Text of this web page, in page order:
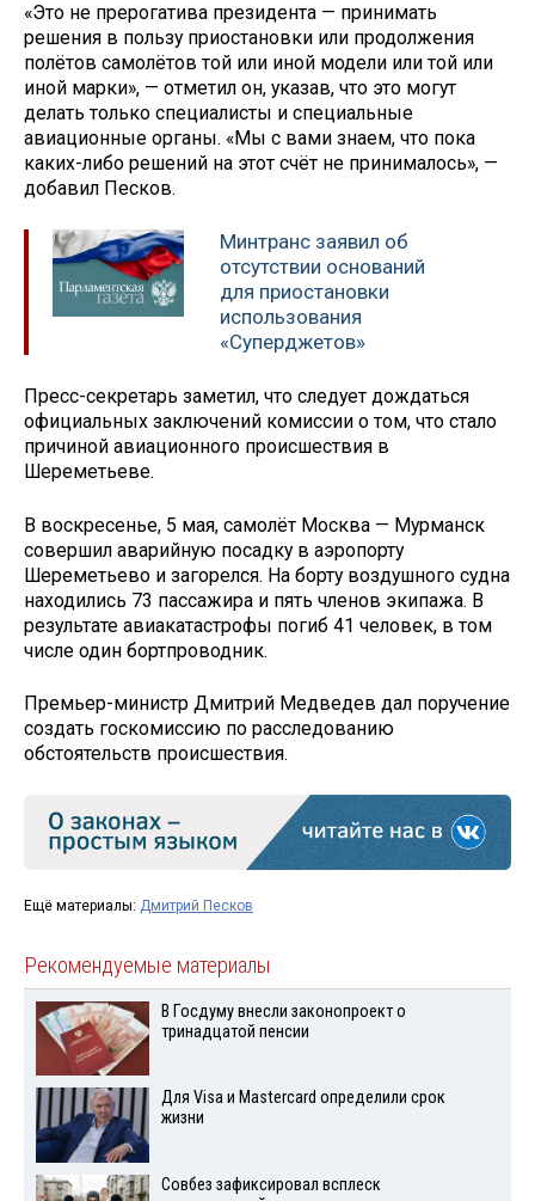
«Это не прерогатива президента — принимать
решения в пользу приостановки или продолжения
полётов самолётов той или иной модели или той или
иной марки», — отметил он, указав, что это могут
делать только специалисты и специальные
авиационные органы. «Мы с вами знаем, что пока
каких-либо решений на этот счёт не принималось», —
добавил Песков.
Минтранс заявил об
отсутствии оснований
для приостановки
использования
«Суперджетов»
Пресс-секретарь заметил, что следует дождаться
официальных заключений комиссии о том, что стало
причиной авиационного происшествия в
Шереметьеве.
В воскресенье, 5 мая, самолёт Москва — Мурманск
совершил аварийную посадку в аэропорту
Шереметьево и загорелся. На борту воздушного судна
находились 73 пассажира и пять членов экипажа. В
результате авиакатастрофы погиб 41 человек, в том
числе один бортпроводник.
Премьер-министр Дмитрий Медведев дал поручение
создать госкомиссию по расследованию
обстоятельств происшествия.
Ещё материалы: Дмитрий Песков
Рекомендуемые материалы
В Госдуму внесли законопроект о
тринадцатой пенсии
Для Visа и Mastercard определили срок
жизни
Совбез зафиксировал всплеск